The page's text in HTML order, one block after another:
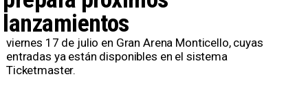
lanzamientos
​viernes 17 de julio en Gran Arena Monticello, cuyas
entradas ya están disponibles en el sistema
Ticketmaster.